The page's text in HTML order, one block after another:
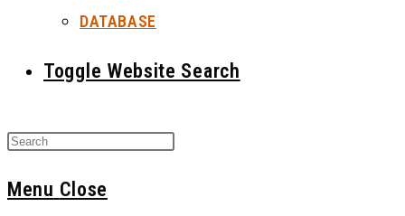
DATABASE
Toggle Website Search
Menu Close